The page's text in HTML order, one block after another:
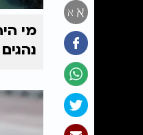
א א
מי